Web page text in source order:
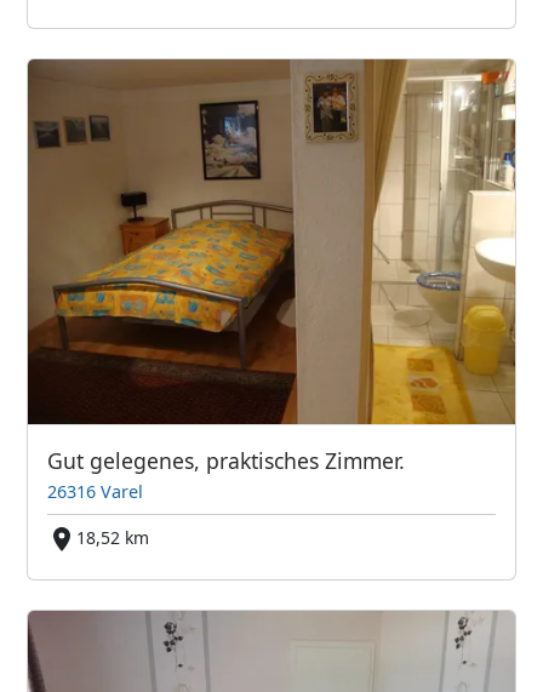
Gut gelegenes, praktisches Zimmer.
26316 Varel
18,52 km